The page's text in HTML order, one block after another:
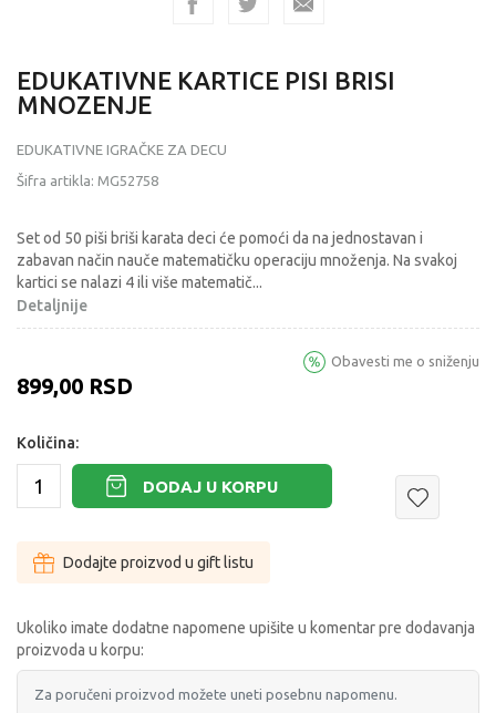
EDUKATIVNE KARTICE PISI BRISI
MNOZENJE
EDUKATIVNE IGRAČKE ZA DECU
Šifra artikla: MG52758
Set od 50 piši briši karata deci će pomoći da na jednostavan i
zabavan način nauče matematičku operaciju množenja. Na svakoj
kartici se nalazi 4 ili više matematič...
Detaljnije
899,00 RSD
Obavesti me o sniženju
Količina:
DODAJ U KORPU
Dodajte proizvod u gift listu
Ukoliko imate dodatne napomene upišite u komentar pre dodavanja
proizvoda u korpu: